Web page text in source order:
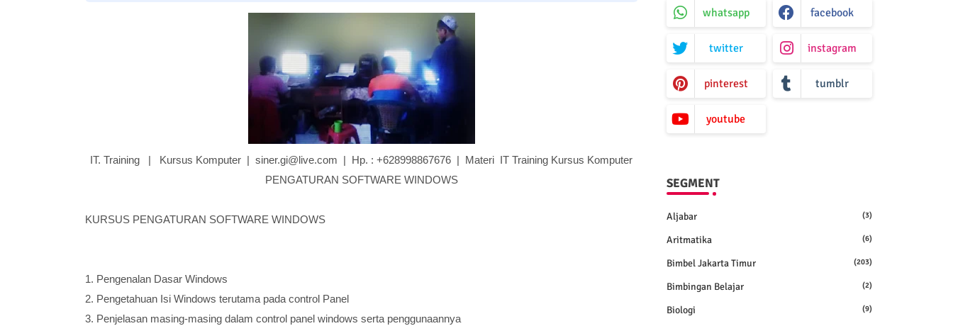
IT. Training | Kursus Komputer | siner.gi@live.com | Hp. : +628998867676 | Materi IT Training Kursus Komputer
PENGATURAN SOFTWARE WINDOWS
KURSUS PENGATURAN SOFTWARE WINDOWS
1. Pengenalan Dasar Windows
2. Pengetahuan Isi Windows terutama pada control Panel
3. Penjelasan masing-masing dalam control panel windows serta penggunaannya
whatsapp facebook
twitter instagram
pinterest tumblr
youtube
SEGMENT
Aljabar (3)
Aritmatika (6)
Bimbel Jakarta Timur (203)
Bimbingan Belajar (2)
Biologi (9)